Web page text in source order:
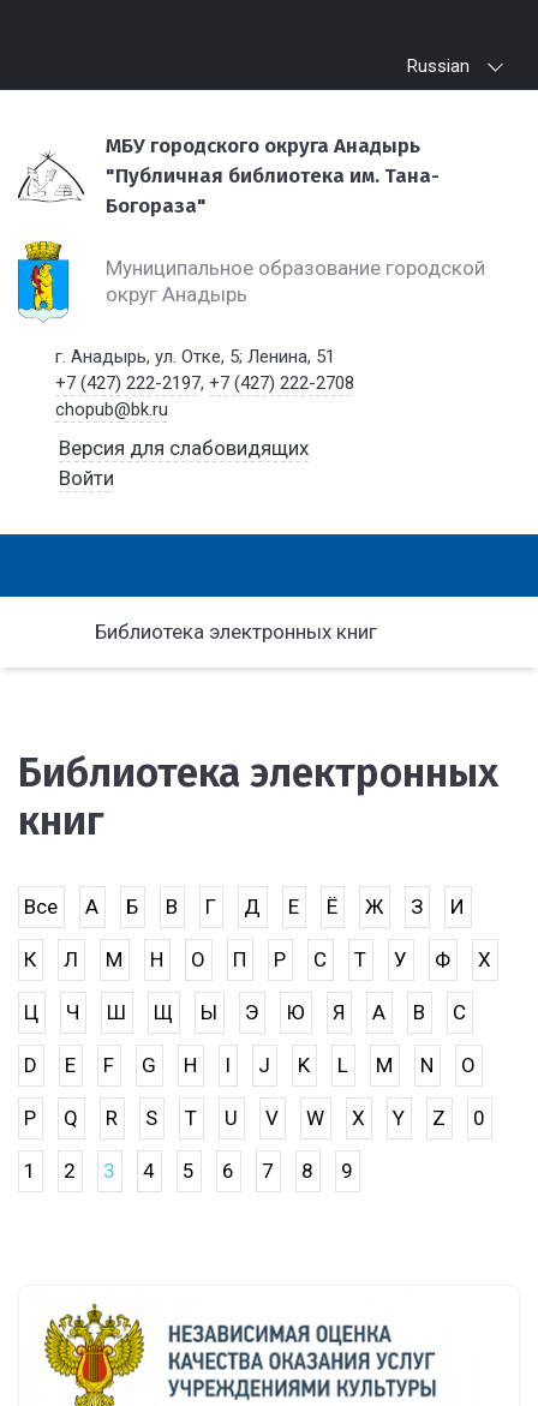
Russian
МБУ городского округа Анадырь
"Публичная библиотека им. Тана-
Богораза"
Муниципальное образование городской
округ Анадырь
г. Анадырь, ул. Отке, 5; Ленина, 51
+7 (427) 222-2197,+7 (427) 222-2708
chopub@bk.ru
Версия для слабовидящих
Войти
Библиотека электронных книг
Библиотека электронных
книг
Все А Б В Г Д Е Ё Ж З И
К Л М Н О П Р С Т У Ф Х
Ц Ч Ш Щ Ы Э Ю Я A B C
D E F G H I J K L M N O
P Q R S T U V W X Y Z 0
1 2 3 4 5 6 7 8 9